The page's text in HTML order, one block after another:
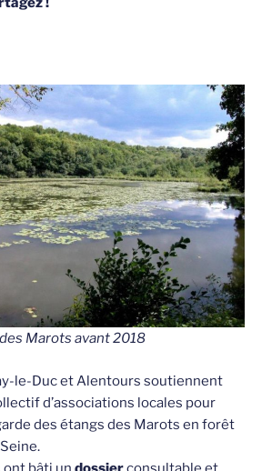
Marots avant 2018
le-Duc et Alentours soutiennent
d’associations locales pour
des étangs des Marots en forêt